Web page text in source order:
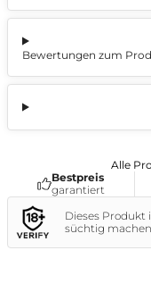
Bewertungen zum
Alle
Bestpreis
garantiert
Dieses Produkt
süchtig